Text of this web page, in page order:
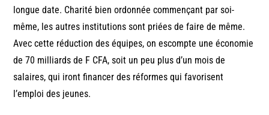
longue date. Charité bien ordonnée commençant par soi-
même, les autres institutions sont priées de faire de même.
Avec cette réduction des équipes, on escompte une économie
de 70 milliards de F CFA, soit un peu plus d’un mois de
salaires, qui iront financer des réformes qui favorisent
l’emploi des jeunes.